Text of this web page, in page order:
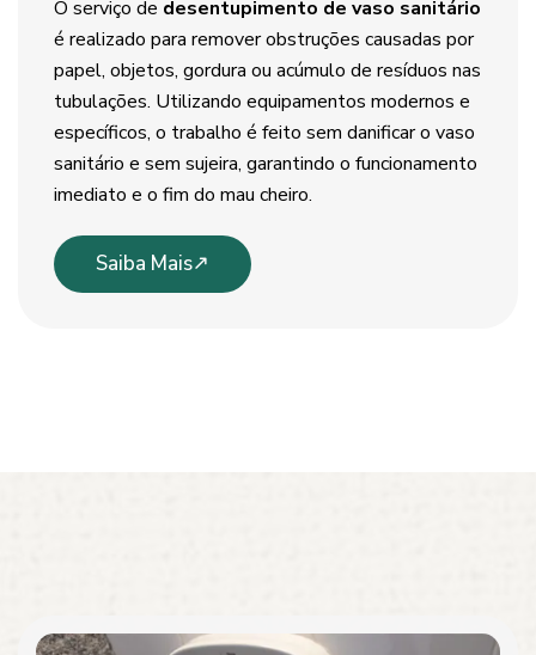
O serviço de desentupimento de vaso sanitário
é realizado para remover obstruções causadas por
papel, objetos, gordura ou acúmulo de resíduos nas
tubulações. Utilizando equipamentos modernos e
específicos, o trabalho é feito sem danificar o vaso
sanitário e sem sujeira, garantindo o funcionamento
imediato e o fim do mau cheiro.
Saiba Mais